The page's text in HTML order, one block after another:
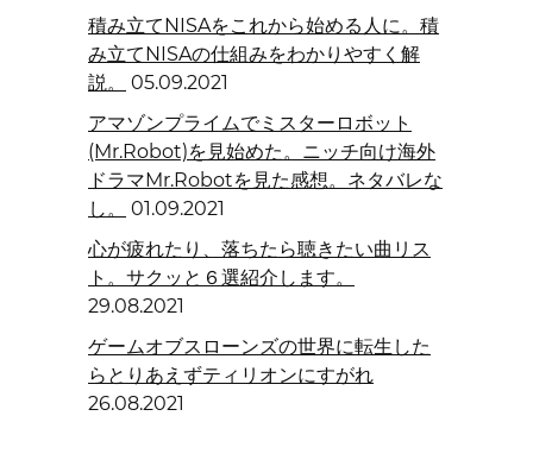
積み立てNISAをこれから始める人に。積
み立てNISAの仕組みをわかりやすく解
説。
05.09.2021
アマゾンプライムでミスターロボット
(Mr.Robot)を見始めた。ニッチ向け海外
ドラマMr.Robotを見た感想。ネタバレな
し。
01.09.2021
心が疲れたり、落ちたら聴きたい曲リス
ト。サクッと６選紹介します。
29.08.2021
ゲームオブスローンズの世界に転生した
らとりあえずティリオンにすがれ
26.08.2021